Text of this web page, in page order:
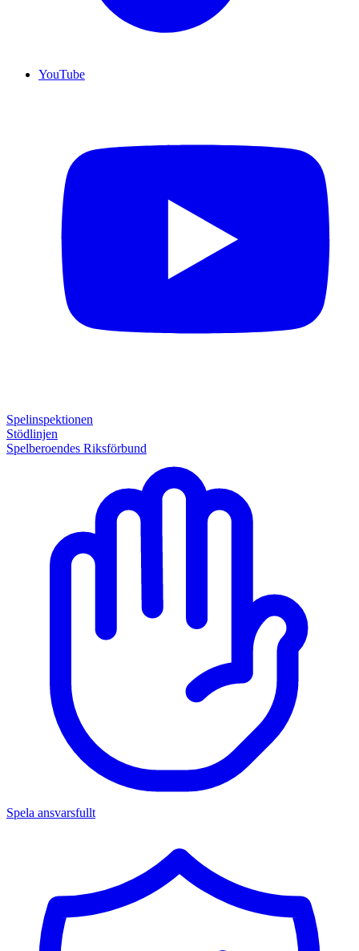
YouTube
Spelinspektionen
Stödlinjen
Spelberoendes Riksförbund
Spela ansvarsfullt